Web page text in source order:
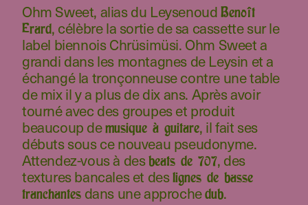
Ohm Sweet, alias du Leysenoud Benoît
Erard, célèbre la sortie de sa cassette sur le
label biennois Chrüsimüsi. Ohm Sweet a
grandi dans les montagnes de Leysin et a
échangé la tronçonneuse contre une table
de mix il y a plus de dix ans. Après avoir
tourné avec des groupes et produit
beaucoup demusique à guitare, il fait ses
débuts sous ce nouveau pseudonyme.
Attendez-vous à desbeats de 707, des
textures bancales et deslignes de basse
tranchantes dans une approchedub.